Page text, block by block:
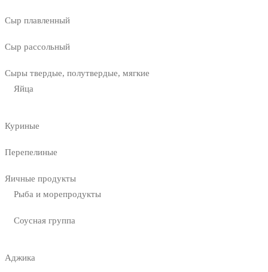
Сыр плавленный
Сыр рассольный
Сыры твердые, полутвердые, мягкие
Яйца
Куриные
Перепелиные
Яичные продукты
Рыба и морепродукты
Соусная группа
Аджика